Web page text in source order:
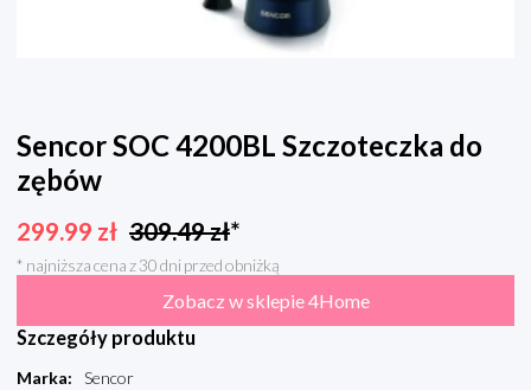
Sencor SOC 4200BL Szczoteczka do
zębów
299.99 zł 309.49zł*
* najniższa cena z 30 dni przed obniżką
Zobacz w sklepie 4Home
Szczegóły produktu
Marka:
Sencor